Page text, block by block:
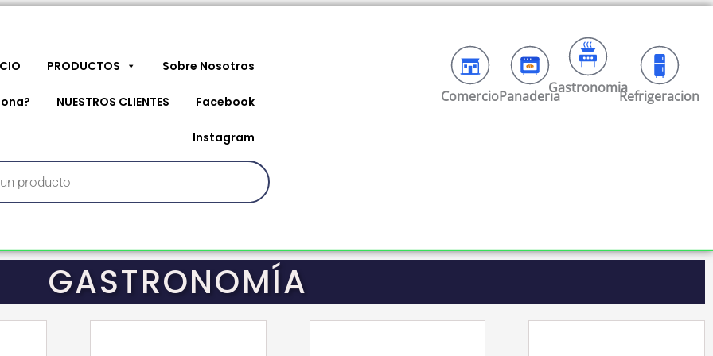
PRODUCTOS Sobre Nosotros
NUESTROS CLIENTES Facebook
Instagram
Refrigeracion
Gastronomia
Panaderia
Comercio
GASTRONOMÍA